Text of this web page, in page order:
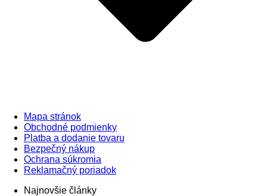
Mapa stránok
Obchodné podmienky
Platba a dodanie tovaru
Bezpečný nákup
Ochrana súkromia
Reklamačný poriadok
Najnovšie články